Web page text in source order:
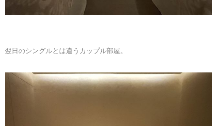
翌日のシングルとは違うカップル部屋。